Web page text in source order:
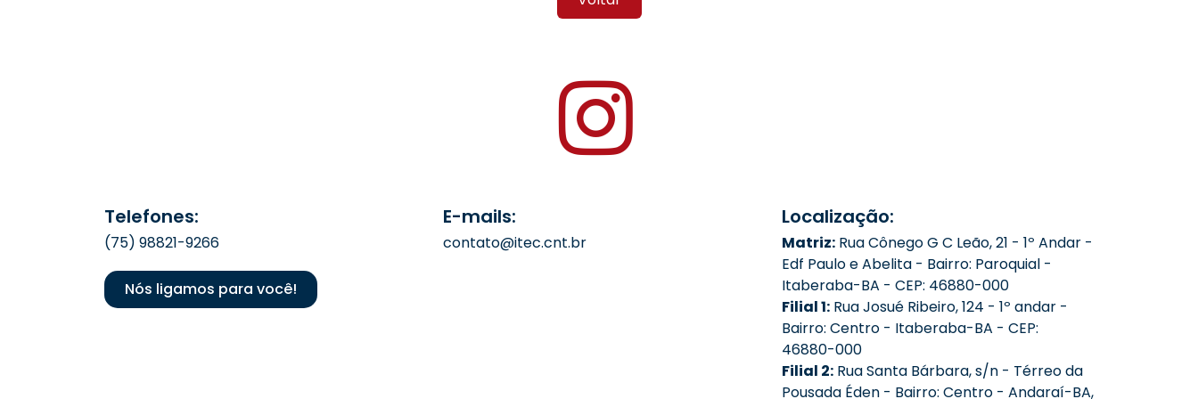
Telefones:
(75) 98821-9266
Nós ligamos para você!
E-mails:
contato@itec.cnt.br
Localização:
Matriz: Rua Cônego G C Leão, 21 - 1º Andar -
Edf Paulo e Abelita - Bairro: Paroquial -
Itaberaba-BA - CEP: 46880-000
Filial 1: Rua Josué Ribeiro, 124 - 1º andar -
Bairro: Centro - Itaberaba-BA - CEP:
46880-000
Filial 2: Rua Santa Bárbara, s/n - Térreo da
Pousada Éden - Bairro: Centro - Andaraí-BA,